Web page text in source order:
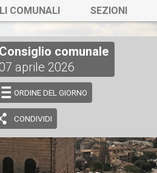
COMUNALI SEZIONI
Consiglio comunale
aprile 2026
ORDINE DEL GIORNO
CONDIVIDI